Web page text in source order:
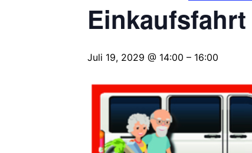
Juli 19, 2029 @ 14:00 – 16:00